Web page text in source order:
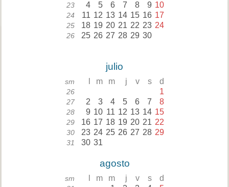
23 4 5 6 7 8 9 10
24 11 12 13 14 15 16 17
25 18 19 20 21 22 23 24
26 25 26 27 28 29 30
julio
sm m m j v s d
26 1
27 2 3 4 5 6 7 8
28 9 10 11 12 13 14 15
29 16 17 18 19 20 21 22
30 23 24 25 26 27 28 29
31 30 31
agosto
sm m m j v s d